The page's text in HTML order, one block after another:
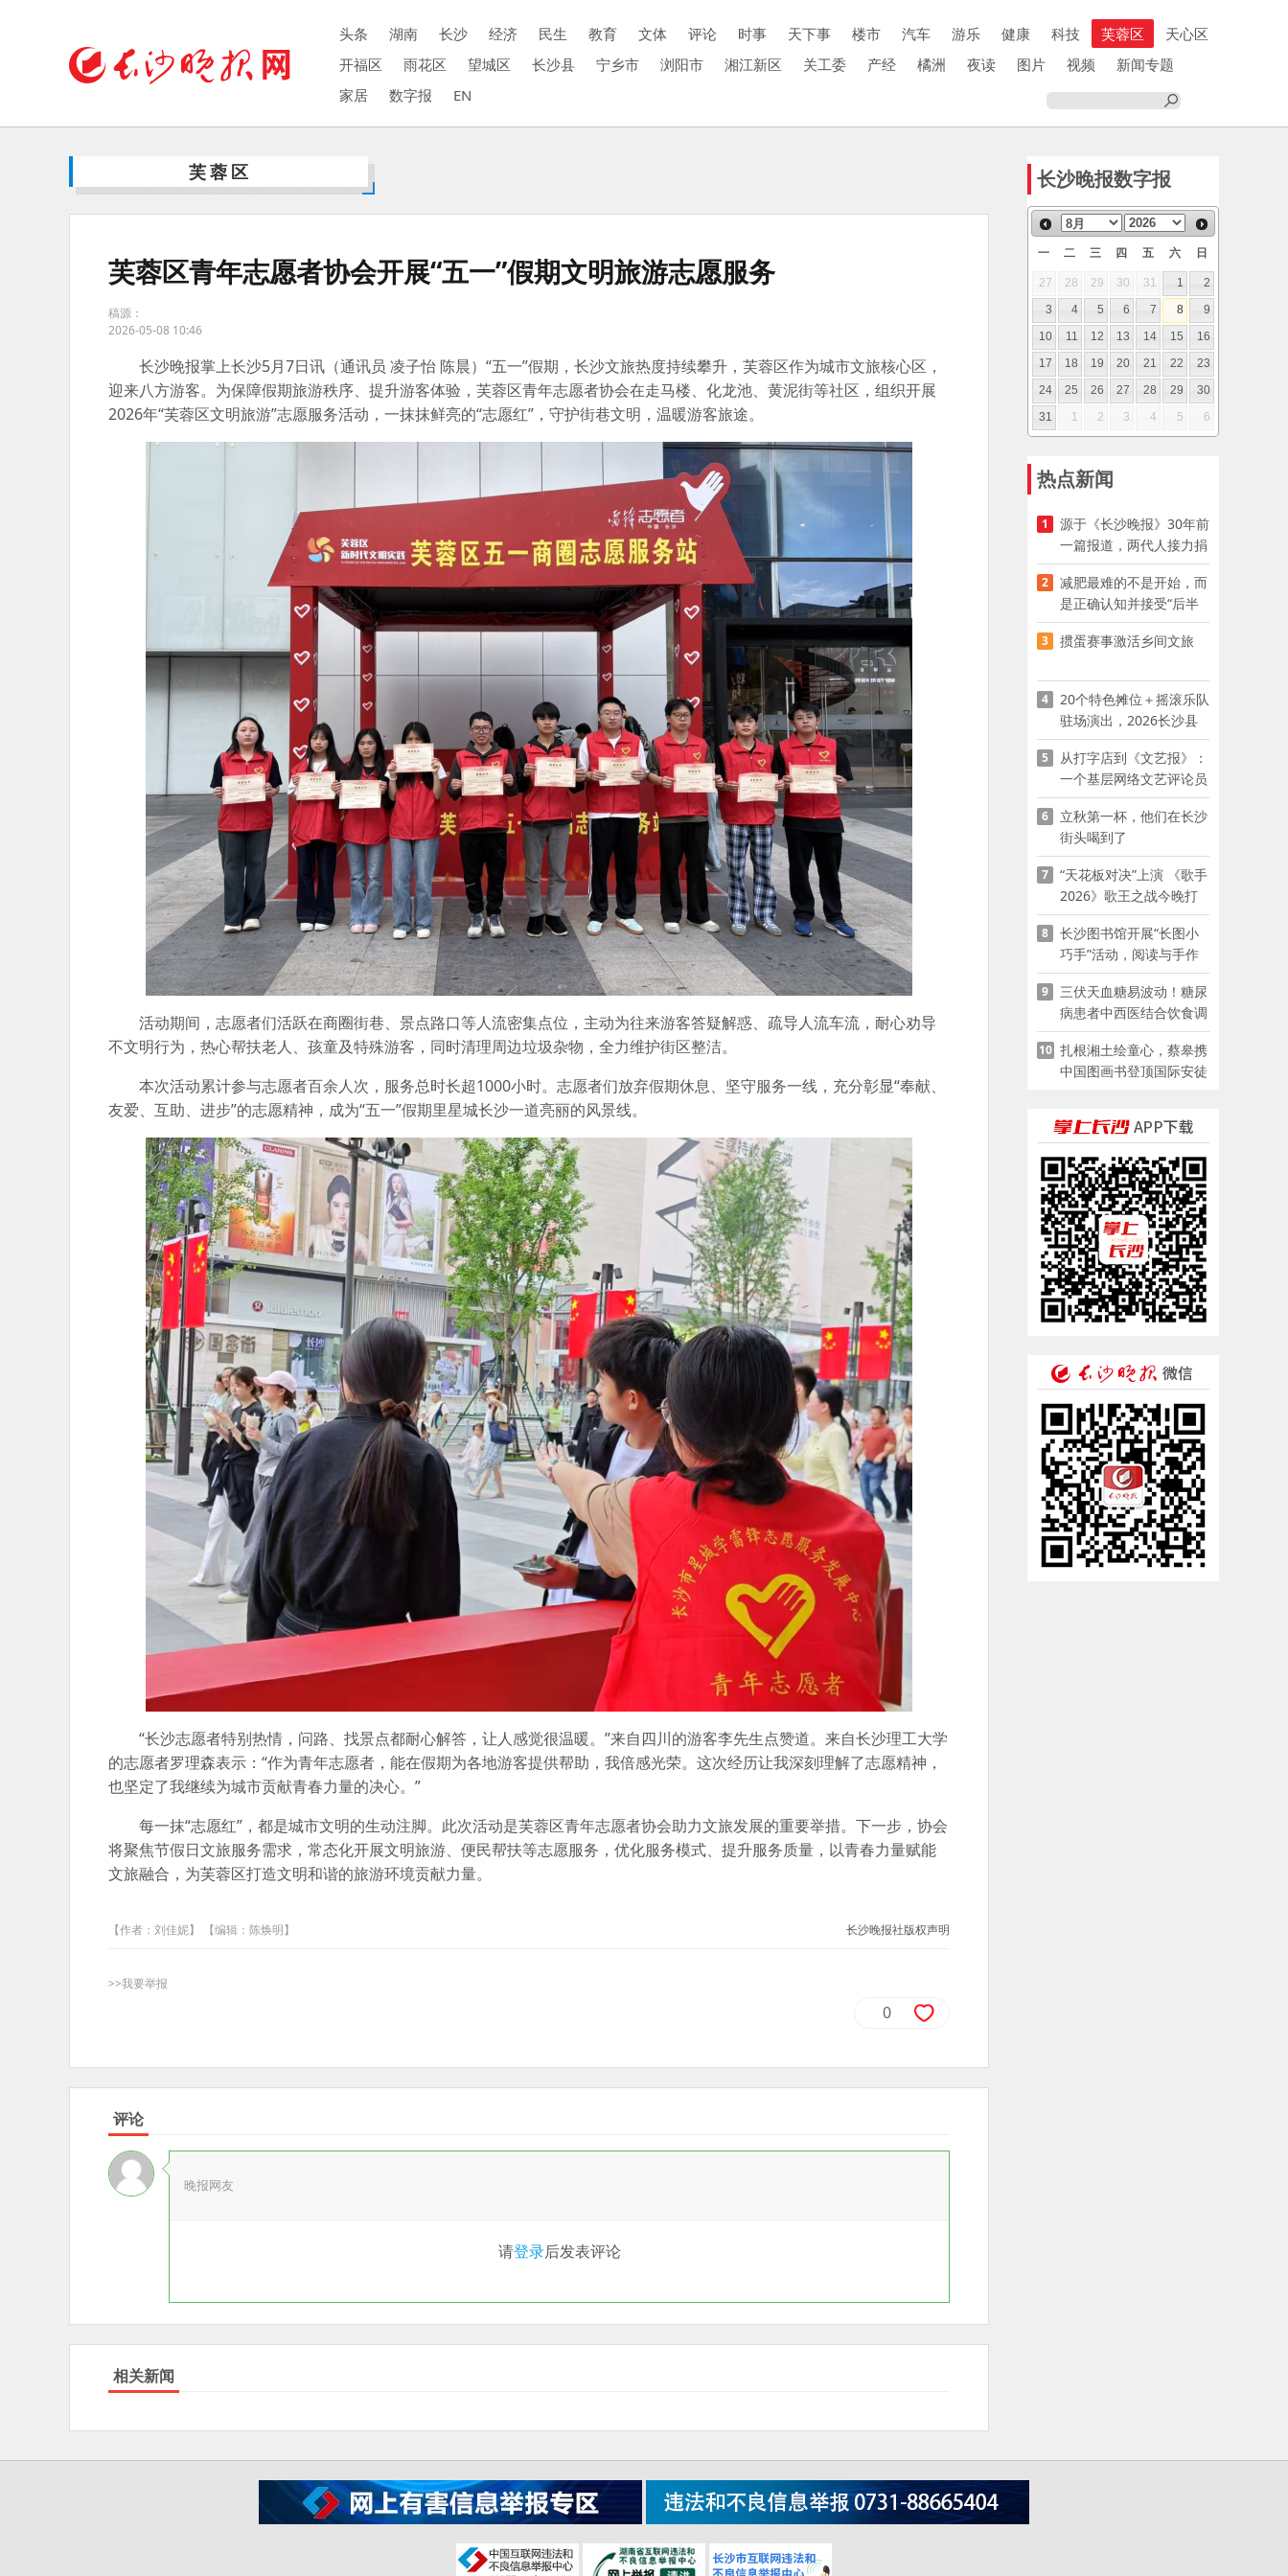
头条 湖南 长沙 经济 民生 教育 文体 评论 时事 天下事 楼市 汽车 游乐 健康 科技 芙蓉区
天心区
开福区
雨花区 望城区 长沙县 宁乡市 浏阳市 湘江新区 关工委 产经 橘洲 夜读 图片 视频
新闻专题
家居
数字报 EN
芙蓉区
芙蓉区青年志愿者协会开展“五一”假期文明旅游志愿服务
稿源：
2026-05-08 10:46
长沙晚报掌上长沙5月7日讯（通讯员 凌子怡 陈晨）“五一”假期，长沙文旅热度持续攀升，芙蓉区作为城市文旅核心区，
迎来八方游客。为保障假期旅游秩序、提升游客体验，芙蓉区青年志愿者协会在走马楼、化龙池、黄泥街等社区，组织开展
2026年“芙蓉区文明旅游”志愿服务活动，一抹抹鲜亮的“志愿红”，守护街巷文明，温暖游客旅途。
活动期间，志愿者们活跃在商圈街巷、景点路口等人流密集点位，主动为往来游客答疑解惑、疏导人流车流，耐心劝导
不文明行为，热心帮扶老人、孩童及特殊游客，同时清理周边垃圾杂物，全力维护街区整洁。
本次活动累计参与志愿者百余人次，服务总时长超1000小时。志愿者们放弃假期休息、坚守服务一线，充分彰显“奉献、
友爱、互助、进步”的志愿精神，成为“五一”假期里星城长沙一道亮丽的风景线。
“长沙志愿者特别热情，问路、找景点都耐心解答，让人感觉很温暖。”来自四川的游客李先生点赞道。来自长沙理工大学
的志愿者罗理森表示：“作为青年志愿者，能在假期为各地游客提供帮助，我倍感光荣。这次经历让我深刻理解了志愿精神，
也坚定了我继续为城市贡献青春力量的决心。”
每一抹“志愿红”，都是城市文明的生动注脚。此次活动是芙蓉区青年志愿者协会助力文旅发展的重要举措。下一步，协会
将聚焦节假日文旅服务需求，常态化开展文明旅游、便民帮扶等志愿服务，优化服务模式、提升服务质量，以青春力量赋能
文旅融合，为芙蓉区打造文明和谐的旅游环境贡献力量。
【作者：刘佳妮】 【编辑：陈焕明】 长沙晚报社版权声明
>>我要举报
0
评论
晚报网友
请登录后发表评论
相关新闻
长沙晚报数字报
一 二 三 四 五 六 日
27 28 29 30 31 1
2
3
4 5 6 7 8
9
10
11 12 13 14 15
16
17
18 19 20 21 22
23
24
25 26 27 28 29
30
31
1 2 3 4 5 6
热点新闻
1
源于《长沙晚报》30年前
一篇报道，两代人接力捐
资助学
2
减肥最难的不是开始，而
是正确认知并接受“后半
程”
3 掼蛋赛事激活乡间文旅
4
20个特色摊位＋摇滚乐队
驻场演出，2026长沙县
夜市嘉年华启幕
5
从打字店到《文艺报》：
一个基层网络文艺评论员
的突围
6
立秋第一杯，他们在长沙
街头喝到了
7
“天花板对决”上演 《歌手
2026》歌王之战今晚打
响
8
长沙图书馆开展“长图小
巧手”活动，阅读与手作
赋能少儿暑期成长
9
三伏天血糖易波动！糖尿
病患者中西医结合饮食调
养指南
10 扎根湘土绘童心，蔡皋携
中国图画书登顶国际安徒